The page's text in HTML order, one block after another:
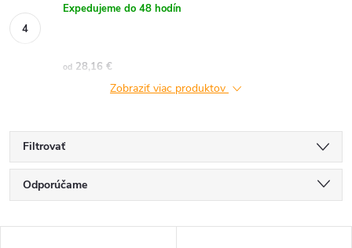
Expedujeme do 48 hodín
od 28,16 €
Zobraziť viac produktov
Filtrovať
R
a
Odporúčame